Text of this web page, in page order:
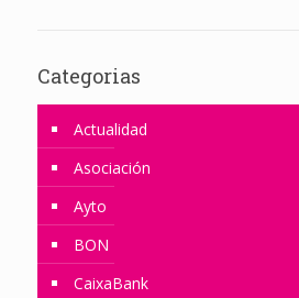
Categorias
Actualidad
Asociación
Ayto
BON
CaixaBank